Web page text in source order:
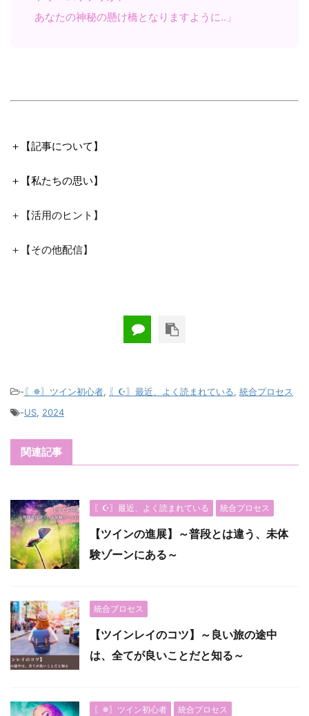
あなたの神秘の懸け橋となりますように‥」
＋【記事について】
＋【私たちの思い】
＋【活用のヒント】
＋【その他配信】
-〖✵〗ツイン初心者, 〖☪︎〗最近、よく読まれている, 統合プロセス
-US, 2024
関連記事
〖☪︎〗最近、よく読まれている 統合プロセス
【ツインの進展】～普段とは違う、未体
験ゾーンにある～
統合プロセス
【ツインレイのコツ】～良い旅の途中
は、全てが良いことだと知る～
〖✵〗ツイン初心者 統合プロセス